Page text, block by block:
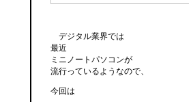
デジタル業界では
最近
ミニノートパソコンが
流行っているようなので、
今回は